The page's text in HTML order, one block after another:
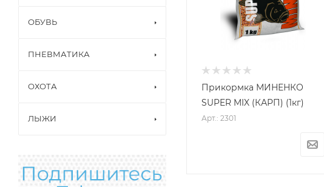
Прикормка МИНЕНКО
SUPER MIX (КАРП) (1кг)
Арт.: 2301
ОБУВЬ
ПНЕВМАТИКА
ОХОТА
ЛЫЖИ